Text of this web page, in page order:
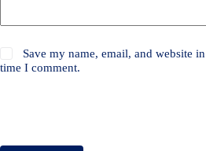
Save my name, email, and website
time I comment.